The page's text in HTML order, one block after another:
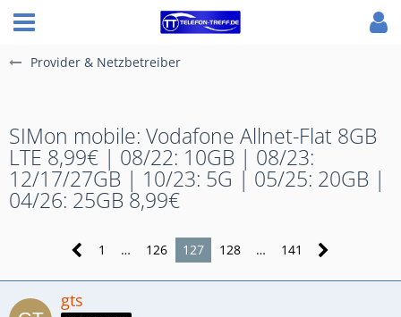
Provider & Netzbetreiber
SIMon mobile: Vodafone Allnet-Flat 8GB
LTE 8,99€ | 08/22: 10GB | 08/23:
12/17/27GB | 10/23: 5G | 05/25: 20GB |
04/26: 25GB 8,99€
1 … 126 127 128 … 141
gts